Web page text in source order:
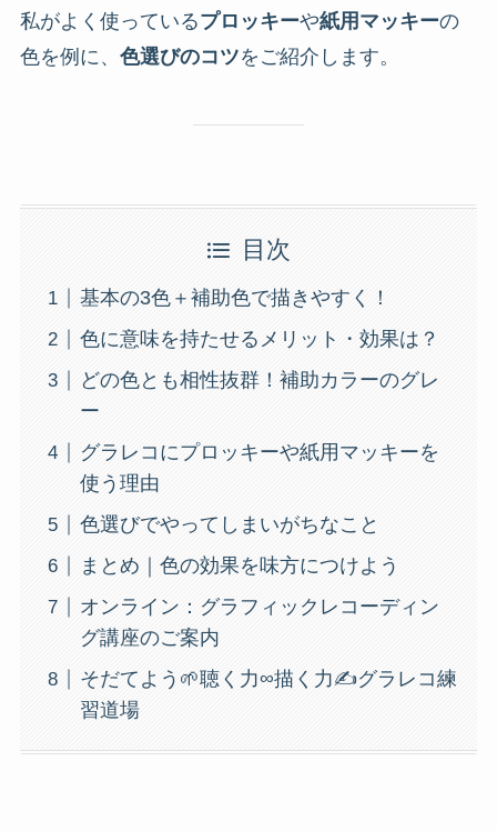
私がよく使っているプロッキーや紙用マッキーの
色を例に、 色選びのコツをご紹介します。
目次
基本の3色＋補助色で描きやすく！
色に意味を持たせるメリット・効果は？
どの色とも相性抜群！補助カラーのグレ
ー
グラレコにプロッキーや紙用マッキーを
使う理由
色選びでやってしまいがちなこと
まとめ｜色の効果を味方につけよう
オンライン：グラフィックレコーディン
グ講座のご案内
そだてよう🌱聴く力∞描く力✍️グラレコ練
習道場